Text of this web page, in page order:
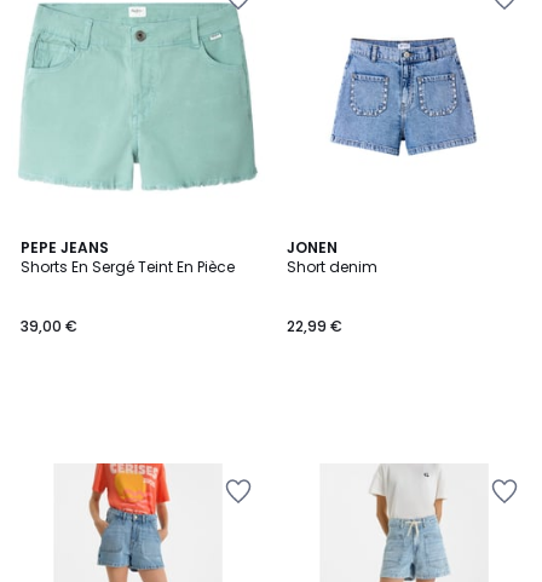
PEPE JEANS
Shorts En Sergé Teint En Pièce
39,00 €
JONEN
Short denim
22,99 €